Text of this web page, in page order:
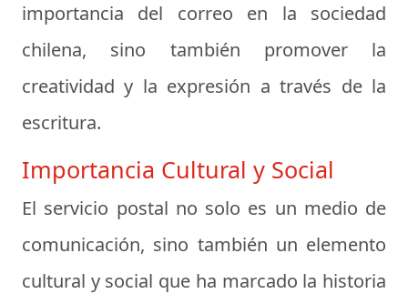
importancia del correo en la sociedad
chilena, sino también promover la
creatividad y la expresión a través de la
escritura.
Importancia Cultural y Social
El servicio postal no solo es un medio de
comunicación, sino también un elemento
cultural y social que ha marcado la historia